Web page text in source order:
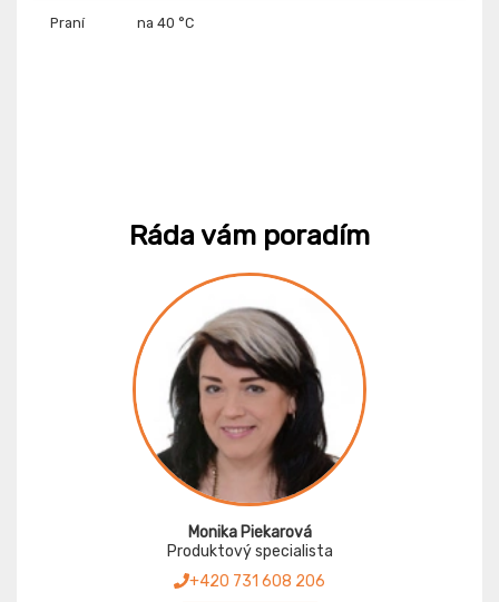
Praní na 40 °C
Ráda vám poradím
Monika Piekarová
Produktový specialista
+420 731 608 206